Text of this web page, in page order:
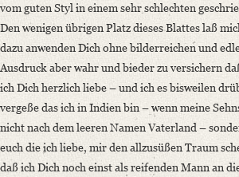
vom guten Styl in einem sehr schlechten
Den wenigen übrigen Platz dieses Blattes laß
dazu anwenden Dich ohne bilderreichen und
Ausdruck aber wahr und bieder zu versichern
ich Dich herzlich liebe – und ich es bisweilen
vergeße das ich in Indien bin – wenn meine
nicht nach dem leeren Namen Vaterland –
euch die ich liebe, mir den allzusüßen Traum
daß ich Dich noch einst als reifenden Mann an